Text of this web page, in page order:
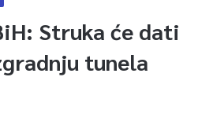
Struka će dati
tunela